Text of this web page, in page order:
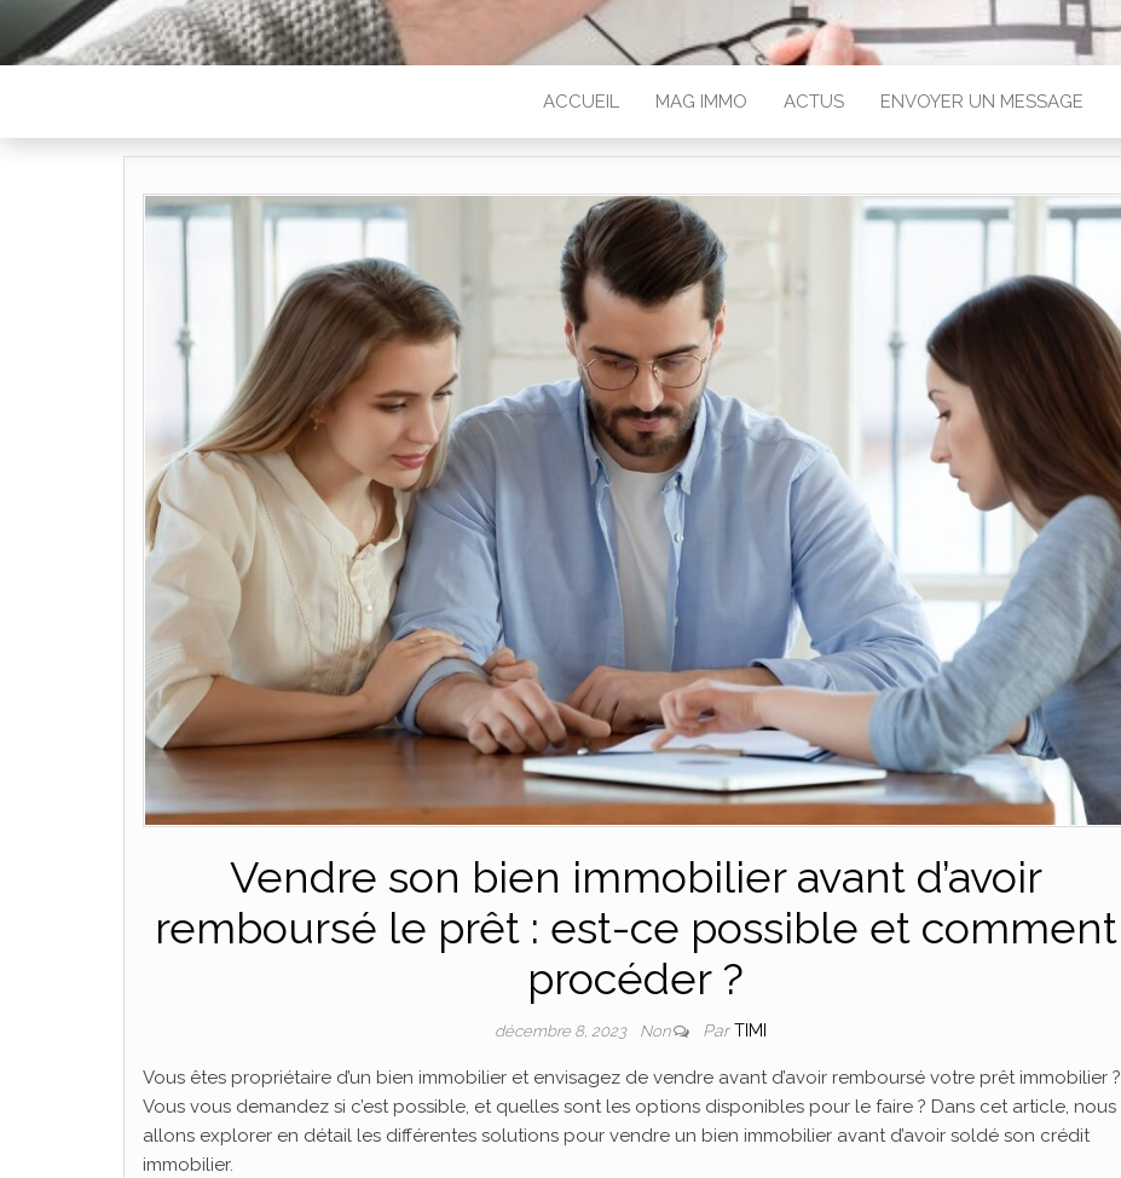
ACCUEIL MAG IMMO ACTUS ENVOYER UN MESSAGE
Vendre son bien immobilier avant d’avoir
remboursé le prêt : est-ce possible et comment
procéder ?
décembre 8, 2023 Non ParTIMI
Vous êtes propriétaire d’un bien immobilier et envisagez de vendre avant d’avoir remboursé votre prêt immobilier ?
Vous vous demandez si c’est possible, et quelles sont les options disponibles pour le faire ? Dans cet article, nous
allons explorer en détail les différentes solutions pour vendre un bien immobilier avant d’avoir soldé son crédit
immobilier.